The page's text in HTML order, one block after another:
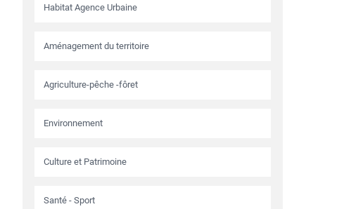
Habitat Agence Urbaine
Aménagement du territoire
Agriculture-pêche -fôret
Environnement
Culture et Patrimoine
Santé - Sport